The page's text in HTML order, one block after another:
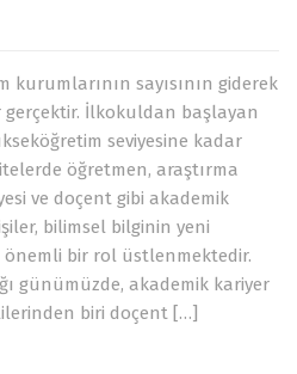
kurumlarının sayısının giderek
gerçektir. İlkokuldan başlayan
seviyesine kadar
öğretmen, araştırma
ve doçent gibi akademik
bilimsel bilginin yeni
bir rol üstlenmektedir.
günümüzde, akademik kariyer
biri doçent […]